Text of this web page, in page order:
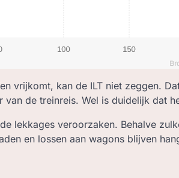
vrijkomt, kan de ILT niet zeggen.
de treinreis. Wel is duidelijk dat
lekkages veroorzaken. Behalve
en lossen aan wagons blijven